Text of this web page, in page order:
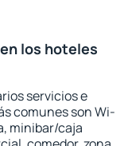
los hoteles
servicios e
comunes son Wi-
minibar/caja